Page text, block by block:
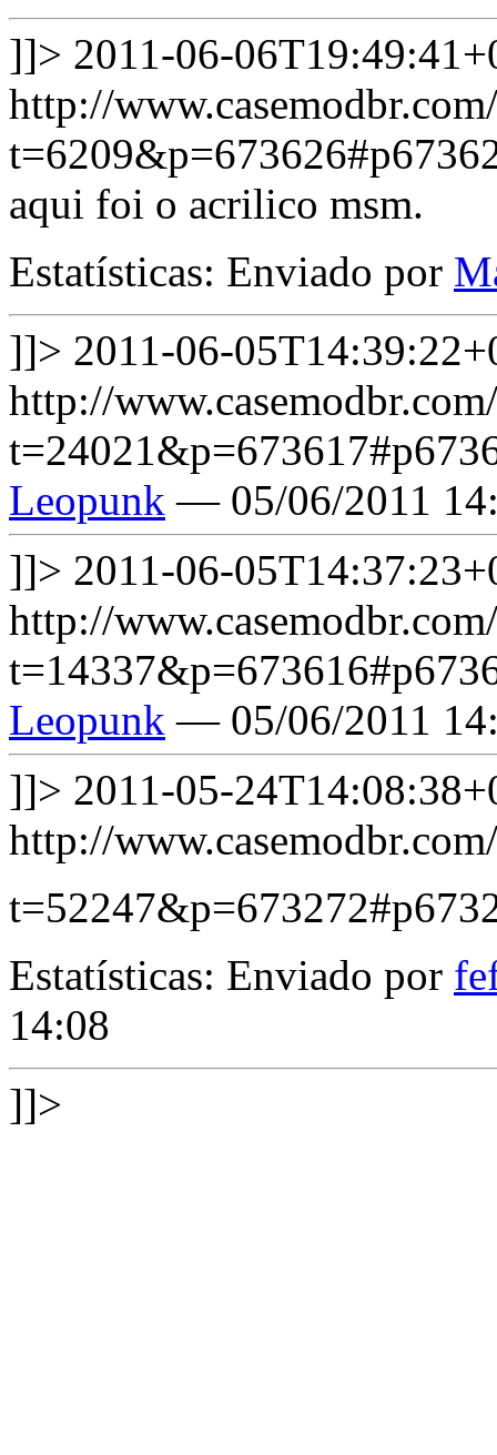
]]> 2011-06-
http://
aqui foi o acrilico msm.
Estatísticas: Enviado por
]]> 2011-06-
http://
Leopunk — 05/06/2011
]]> 2011-06-
http://
Leopunk — 05/06/2011
]]> 2011-05-
http://
Estatísticas: Enviado por
14:08
]]>